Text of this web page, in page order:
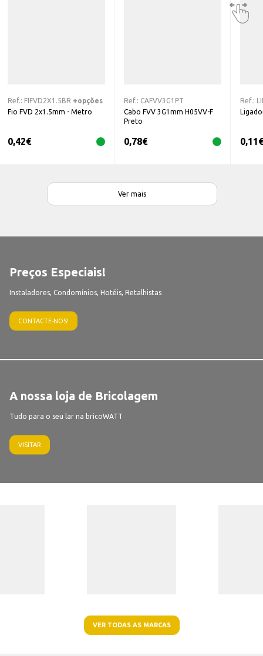
Ref.: FIFVD2X1.5BR +opções
Fio FVD 2x1.5mm - Metro
0,42€
Ref.: CAFVV3G1PT
Cabo FVV 3G1mm H05VV-F
Preto
0,78€
Ref.:
0,11€
Ver mais
Preços Especiais!
Instaladores, Condomínios, Hotéis, Retalhistas
CONTACTE-NOS!
A nossa loja de Bricolagem
Tudo para o seu lar na bricoWATT
VISITAR
VER TODAS AS MARCAS